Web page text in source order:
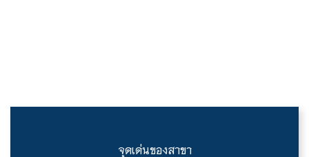
จุดเด่นของสาขา